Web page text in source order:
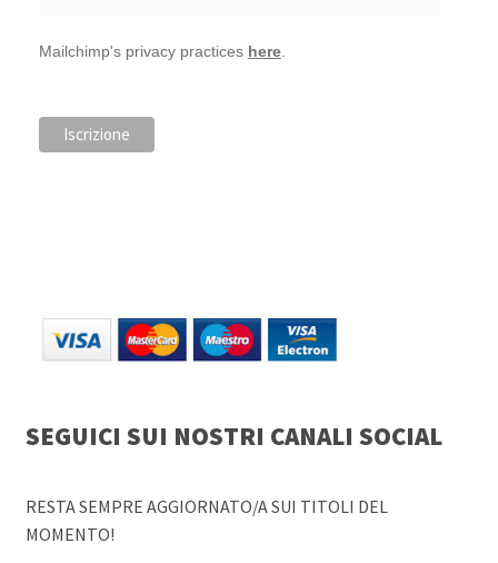
Mailchimp's privacy practices here.
SEGUICI SUI NOSTRI CANALI SOCIAL
RESTA SEMPRE AGGIORNATO/A SUI TITOLI DEL
MOMENTO!